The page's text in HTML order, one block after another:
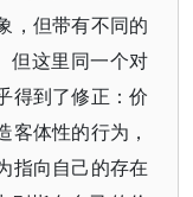
，但带有不同的
但这里同一个对
得到了修正：价
客体性的行为，
指向自己的存在